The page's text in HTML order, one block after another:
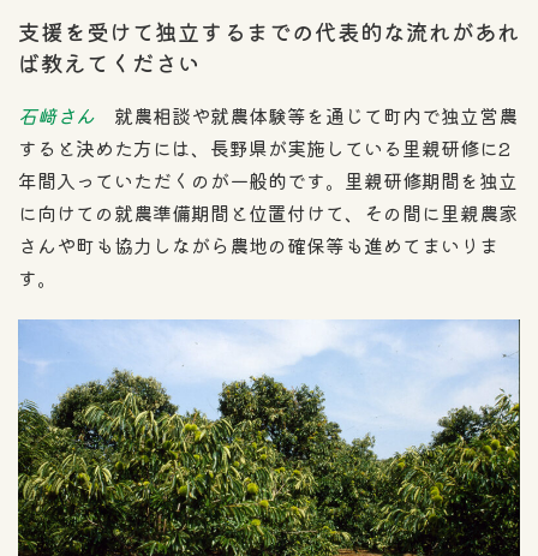
支援を受けて独立するまでの代表的な流れがあれ
ば教えてください
石﨑さん 就農相談や就農体験等を通じて町内で独立営農
すると決めた方には、長野県が実施している里親研修に2
年間入っていただくのが一般的です。里親研修期間を独立
に向けての就農準備期間と位置付けて、その間に里親農家
さんや町も協力しながら農地の確保等も進めてまいりま
す。